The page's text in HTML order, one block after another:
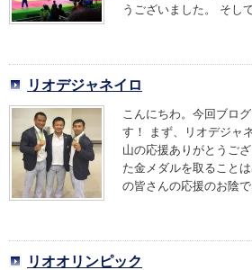
うございました。 そし
リオデジャネイロ
こんにちわ。今回ブロ
す！ まず、リオデジャ
山の応援ありがとうご
た金メダルを取ること
の皆さんの応援のお陰
リオオリンピック